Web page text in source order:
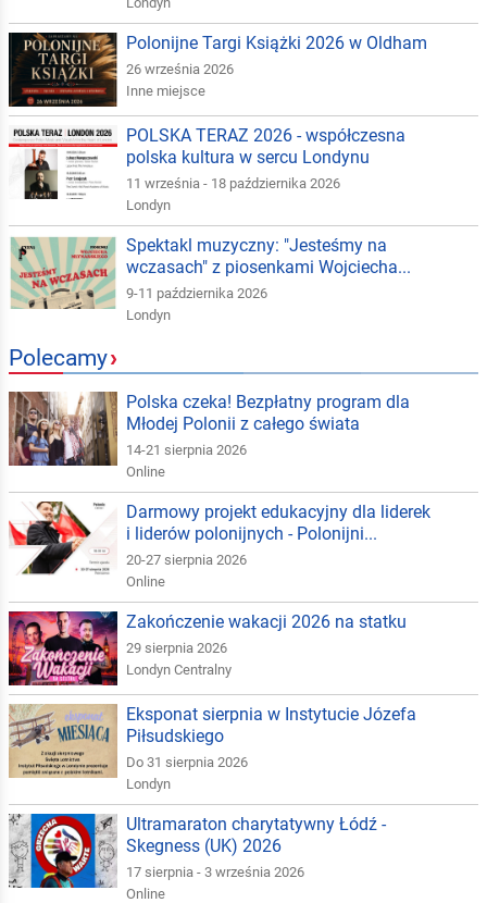
Polonijne Targi Książki 2026 w Oldham
26 września 2026
Inne miejsce
POLSKA TERAZ 2026 - współczesna
polska kultura w sercu Londynu
11 września - 18 października 2026
Londyn
Spektakl muzyczny: "Jesteśmy na
wczasach" z piosenkami Wojciecha...
9-11 października 2026
Londyn
Polecamy›
Polska czeka! Bezpłatny program dla
Młodej Polonii z całego świata
14-21 sierpnia 2026
Online
Darmowy projekt edukacyjny dla liderek
i liderów polonijnych - Polonijni...
20-27 sierpnia 2026
Online
Zakończenie wakacji 2026 na statku
29 sierpnia 2026
Londyn Centralny
Eksponat sierpnia w Instytucie Józefa
Piłsudskiego
Do 31 sierpnia 2026
Londyn
Ultramaraton charytatywny Łódź -
Skegness (UK) 2026
17 sierpnia - 3 września 2026
Online